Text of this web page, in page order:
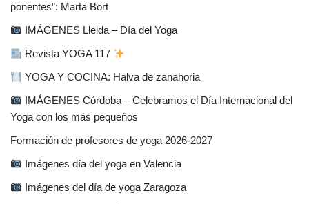
ponentes”: Marta Bort
IMÁGENES Lleida – Día del Yoga
Revista YOGA 117
YOGA Y COCINA: Halva de zanahoria
IMÁGENES Córdoba – Celebramos el Día Internacional del
Yoga con los más pequeños
Formación de profesores de yoga 2026-2027
Imágenes día del yoga en Valencia
Imágenes del día de yoga Zaragoza